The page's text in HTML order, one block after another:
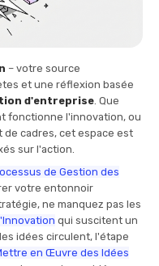
– votre source
et une réflexion basée
d'entreprise. Que
fonctionne l'innovation, ou
cadres, cet espace est
sur l'action.
de Gestion des
votre entonnoir
ne manquez pas les
qui suscitent un
idées circulent, l'étape
en Œuvre des Idées